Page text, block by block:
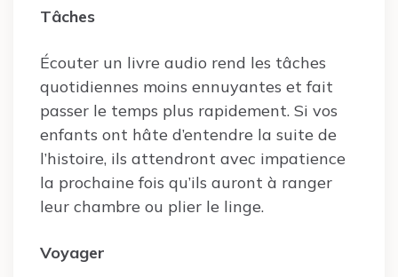
Tâches
Écouter un livre audio rend les tâches
quotidiennes moins ennuyantes et fait
passer le temps plus rapidement. Si vos
enfants ont hâte d’entendre la suite de
l’histoire, ils attendront avec impatience
la prochaine fois qu’ils auront à ranger
leur chambre ou plier le linge.
Voyager